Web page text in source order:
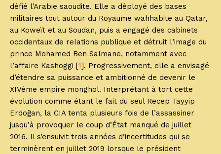
défié l’Arabie saoudite. Elle a déployé des bases
militaires tout autour du Royaume wahhabite au Qatar,
au Koweït et au Soudan, puis a engagé des cabinets
occidentaux de relations publique et détruit l’image du
prince Mohamed Ben Salmane, notamment avec
l’affaire Kashoggi [1]. Progressivement, elle a envisagé
d’étendre sa puissance et ambitionné de devenir le
XIVème empire monghol. Interprétant à tort cette
évolution comme étant le fait du seul Recep Tayyip
Erdoğan, la CIA tenta plusieurs fois de l’assassiner
jusqu’à provoquer le coup d’État manqué de juillet
2016. Il s’ensuivit trois années d’incertitudes qui se
terminèrent en juillet 2019 lorsque le président